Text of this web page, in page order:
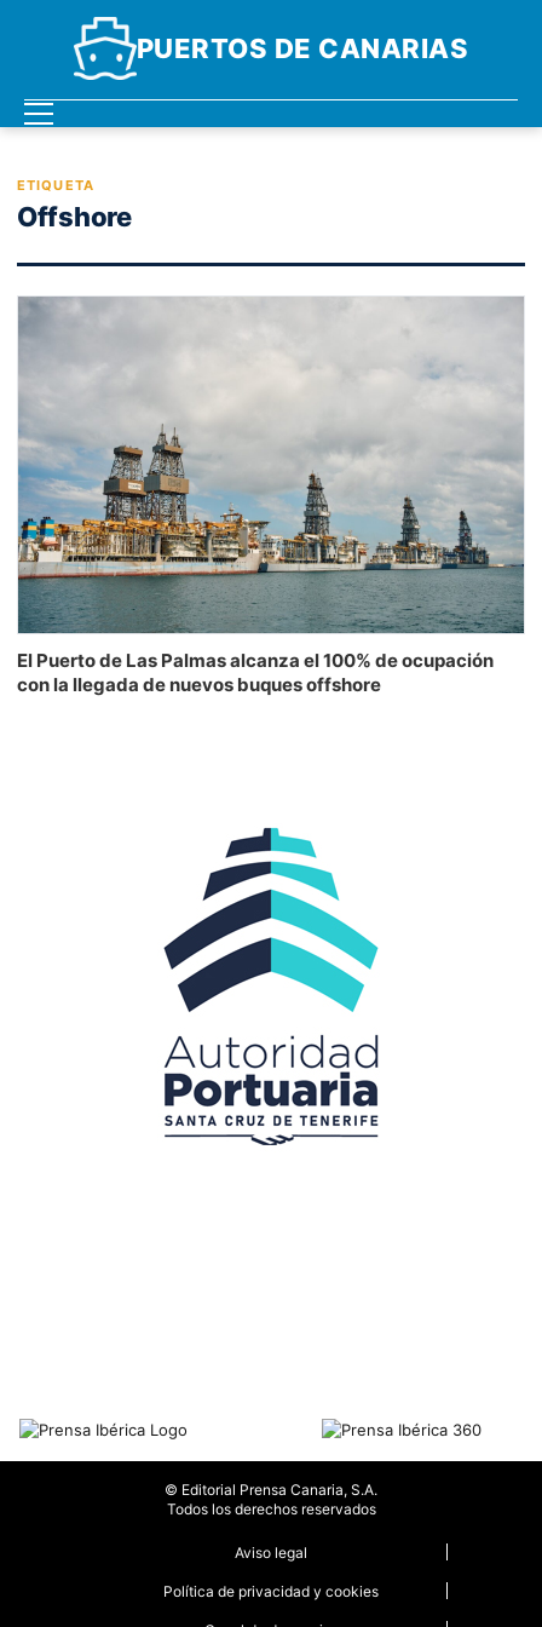
PUERTOS DE CANARIAS
ETIQUETA
Offshore
El Puerto de Las Palmas alcanza el 100% de ocupación
con la llegada de nuevos buques offshore
© Editorial Prensa Canaria, S.A.
Todos los derechos reservados
Aviso legal
Política de privacidad y cookies